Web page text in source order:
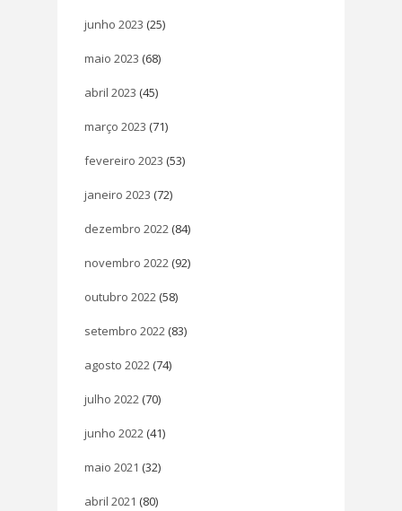
junho 2023 (25)
maio 2023 (68)
abril 2023 (45)
março 2023 (71)
fevereiro 2023 (53)
janeiro 2023 (72)
dezembro 2022 (84)
novembro 2022 (92)
outubro 2022 (58)
setembro 2022 (83)
agosto 2022 (74)
julho 2022 (70)
junho 2022 (41)
maio 2021 (32)
abril 2021 (80)